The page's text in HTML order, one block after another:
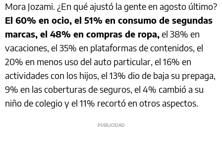
Mora Jozami. ¿En qué ajustó la gente en agosto último?
El 60% en ocio, el 51% en consumo de segundas
marcas, el 48% en compras de ropa,el 38% en
vacaciones, el 35% en plataformas de contenidos, el
20% en menos uso del auto particular, el 16% en
actividades con los hijos, el 13% dio de baja su prepaga,
9% en las coberturas de seguros, el 4% cambió a su
niño de colegio y el 11% recortó en otros aspectos.